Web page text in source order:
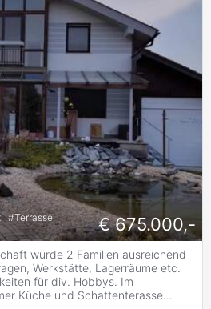
#Terrasse
€ 675.000,-
würde 2 Familien ausreichend
Werkstätte, Lagerräume etc.
für div. Hobbys. Im
Küche und Schattenterasse...